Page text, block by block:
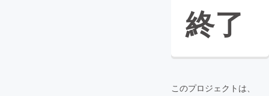
終了
このプロジェクトは、